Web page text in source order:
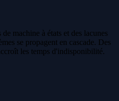
machine à états et des lacunes
se propagent en cascade. Des
les temps d'indisponibilité.